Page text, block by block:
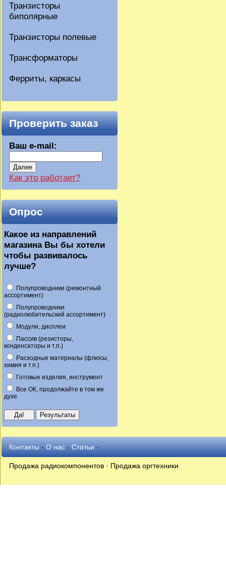
Транзисторы
биполярные
Транзисторы полевые
Трансформаторы
Ферриты, каркасы
Проверить заказ
Ваш e-mail:
Далее
Как это работает?
Опрос
Какое из направлений
магазина Вы бы хотели
чтобы развивалось
лучше?
Полупроводники (ремонтный
ассортимент)
Полупроводники
(радиолюбительский ассортимент)
Модули, дисплеи
Пассив (резисторы,
конденсаторы и т.п.)
Расходные материалы (флюсы,
химия и т.п.)
Готовые изделия, инструмент
Все ОК, продолжайте в том же
духе
Контакты·О нас·Статьи·
Продажа радиокомпонентов · Продажа оргтехники